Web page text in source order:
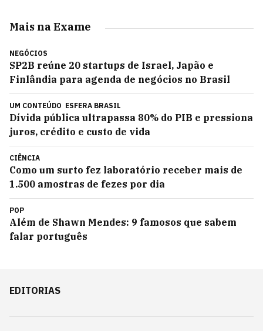
Mais na Exame
NEGÓCIOS
SP2B reúne 20 startups de Israel, Japão e
Finlândia para agenda de negócios no Brasil
UM CONTEÚDO ESFERA BRASIL
Dívida pública ultrapassa 80% do PIB e pressiona
juros, crédito e custo de vida
CIÊNCIA
Como um surto fez laboratório receber mais de
1.500 amostras de fezes por dia
POP
Além de Shawn Mendes: 9 famosos que sabem
falar português
EDITORIAS